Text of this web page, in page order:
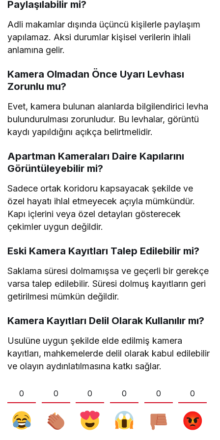
Paylaşılabilir mi?
Adli makamlar dışında üçüncü kişilerle paylaşım
yapılamaz. Aksi durumlar kişisel verilerin ihlali
anlamına gelir.
Kamera Olmadan Önce Uyarı Levhası
Zorunlu mu?
Evet, kamera bulunan alanlarda bilgilendirici levha
bulundurulması zorunludur. Bu levhalar, görüntü
kaydı yapıldığını açıkça belirtmelidir.
Apartman Kameraları Daire Kapılarını
Görüntüleyebilir mi?
Sadece ortak koridoru kapsayacak şekilde ve
özel hayatı ihlal etmeyecek açıyla mümkündür.
Kapı içlerini veya özel detayları gösterecek
çekimler uygun değildir.
Eski Kamera Kayıtları Talep Edilebilir mi?
Saklama süresi dolmamışsa ve geçerli bir gerekçe
varsa talep edilebilir. Süresi dolmuş kayıtların geri
getirilmesi mümkün değildir.
Kamera Kayıtları Delil Olarak Kullanılır mı?
Usulüne uygun şekilde elde edilmiş kamera
kayıtları, mahkemelerde delil olarak kabul edilebilir
ve olayın aydınlatılmasına katkı sağlar.
0 0 0 0 0 0